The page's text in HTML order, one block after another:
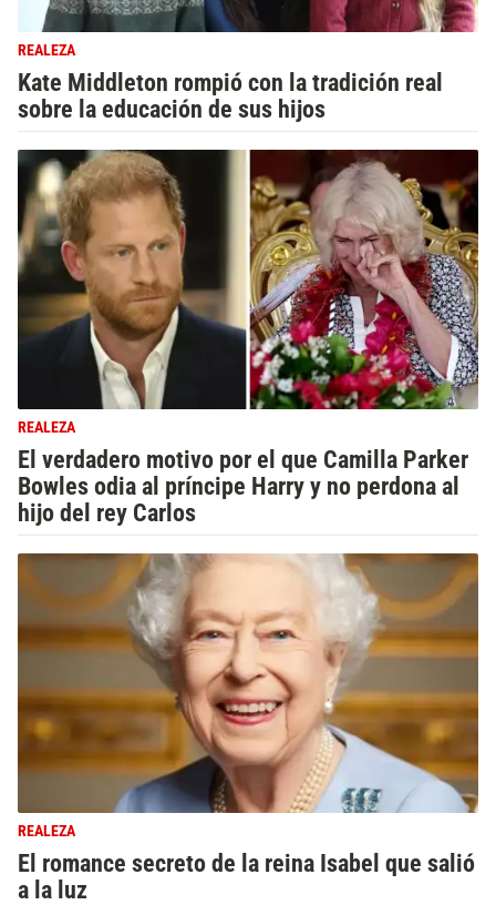
REALEZA
Kate Middleton rompió con la tradición real
sobre la educación de sus hijos
REALEZA
El verdadero motivo por el que Camilla Parker
Bowles odia al príncipe Harry y no perdona al
hijo del rey Carlos
REALEZA
El romance secreto de la reina Isabel que salió
a la luz